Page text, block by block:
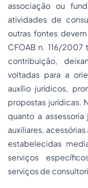
associação ou
atividades de
outras fontes
CFOAB n. 116/2007
contribuição,
voltadas para a
auxílio jurídicos,
propostas jurídicas.
quanto a
auxiliares,
estabelecidas
serviços
serviços de